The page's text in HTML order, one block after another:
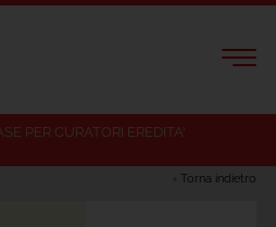
PER CURATORI EREDITA'
‹ Torna indietro